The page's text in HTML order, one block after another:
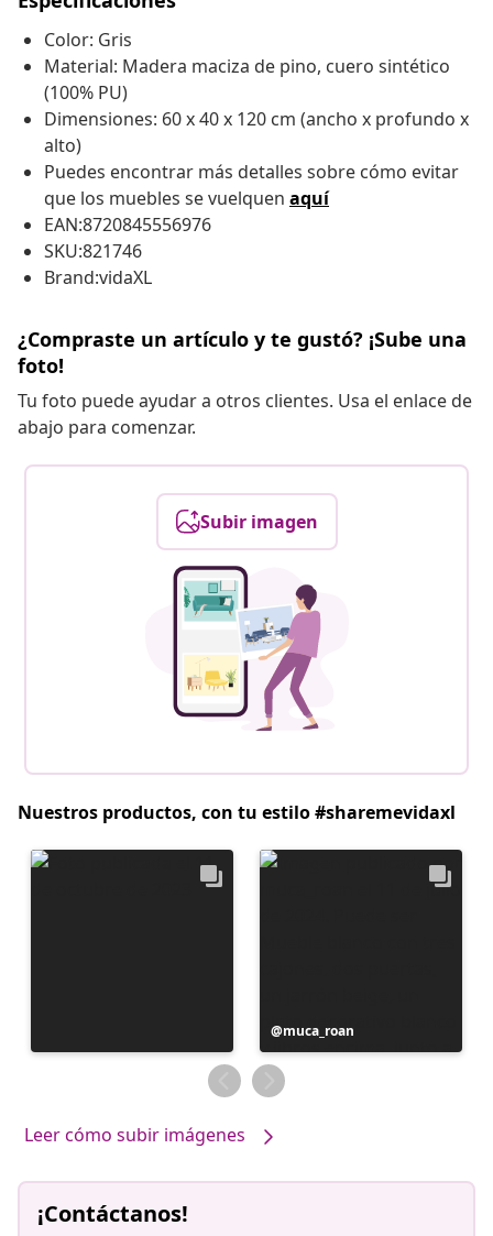
Color: Gris
Material: Madera maciza de pino, cuero sintético
(100% PU)
Dimensiones: 60 x 40 x 120 cm (ancho x profundo x
alto)
Puedes encontrar más detalles sobre cómo evitar
que los muebles se vuelquen aquí
EAN:8720845556976
SKU:821746
Brand:vidaXL
¿Compraste un artículo y te gustó? ¡Sube una
foto!
Tu foto puede ayudar a otros clientes. Usa el enlace de
abajo para comenzar.
Subir imagen
Nuestros productos, con tu estilo #sharemevidaxl
Publicación
realizada
por
muca_roan
Leer cómo subir imágenes
¡Contáctanos!